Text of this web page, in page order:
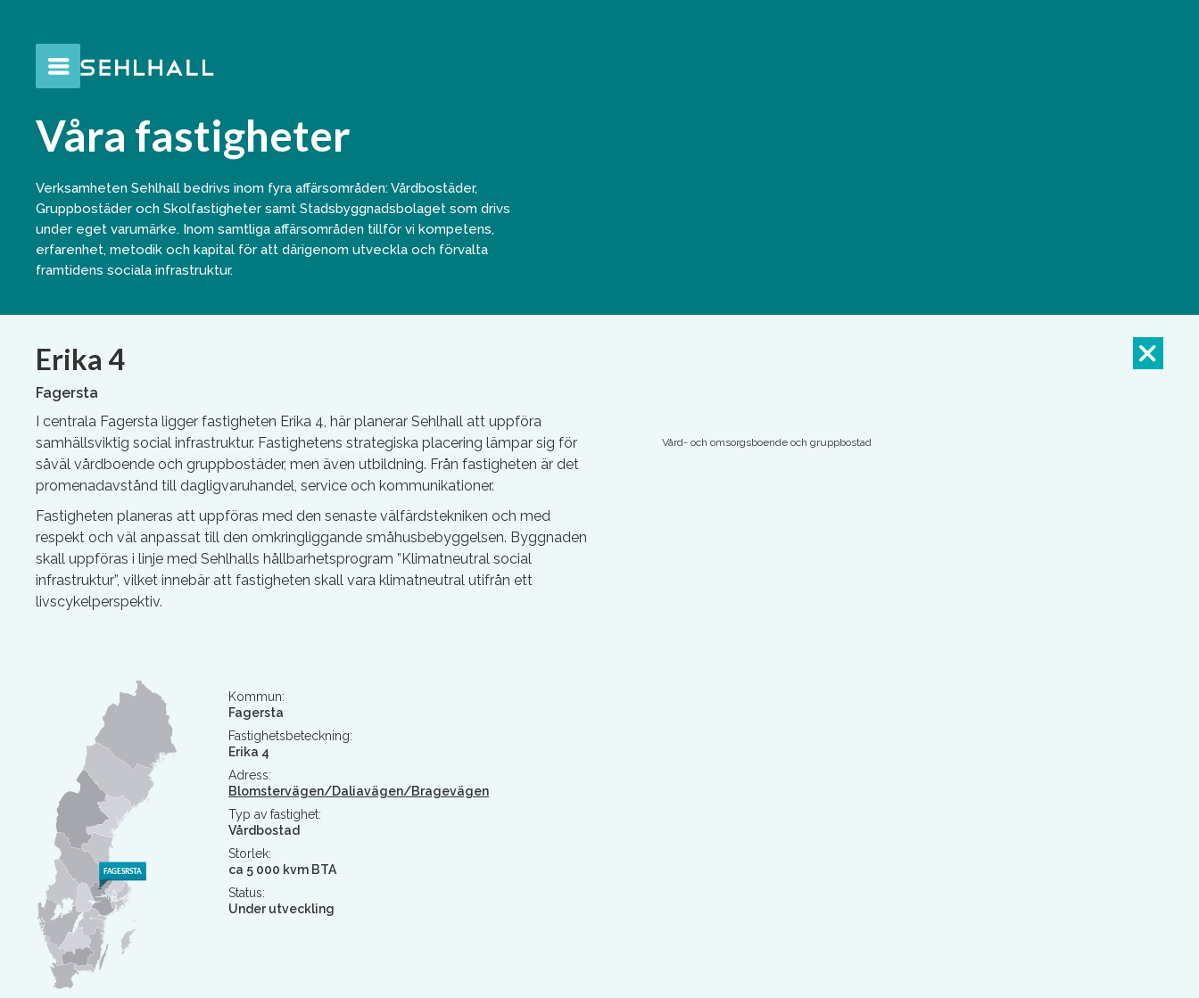
Våra fastigheter
Verksamheten Sehlhall bedrivs inom fyra affärsområden: Vårdbostäder,
Gruppbostäder och Skolfastigheter samt Stadsbyggnadsbolaget som drivs
under eget varumärke. Inom samtliga affärsområden tillför vi kompetens,
erfarenhet, metodik och kapital för att därigenom utveckla och förvalta
framtidens sociala infrastruktur.
Erika 4
Fagersta
I centrala Fagersta ligger fastigheten Erika 4, här planerar Sehlhall att uppföra
samhällsviktig social infrastruktur. Fastighetens strategiska placering lämpar sig för
såväl vårdboende och gruppbostäder, men även utbildning. Från fastigheten är det
promenadavstånd till dagligvaruhandel, service och kommunikationer.
Fastigheten planeras att uppföras med den senaste välfärdstekniken och med
respekt och väl anpassat till den omkringliggande småhusbebyggelsen. Byggnaden
skall uppföras i linje med Sehlhalls hållbarhetsprogram ”Klimatneutral social
infrastruktur”, vilket innebär att fastigheten skall vara klimatneutral utifrån ett
livscykelperspektiv.
Kommun:
Fagersta
Fastighetsbeteckning:
Erika 4
Adress:
Blomstervägen/Daliavägen/Bragevägen
Typ av fastighet:
Vårdbostad
Storlek:
ca 5 000 kvm BTA
Status:
Under utveckling
Vård- och omsorgsboende och gruppbostad